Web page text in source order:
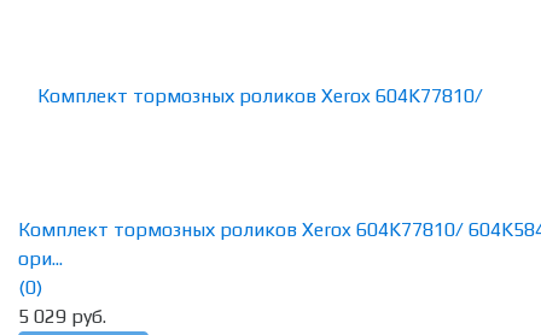
Комплект тормозных роликов Xerox 604K77810/
ори...
(0)
5 029 руб.